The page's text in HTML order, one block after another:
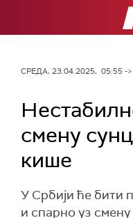
СРЕДА, 23.04.2025, 05:55 -
смену
кише
У Србији ће бити
и спарно уз